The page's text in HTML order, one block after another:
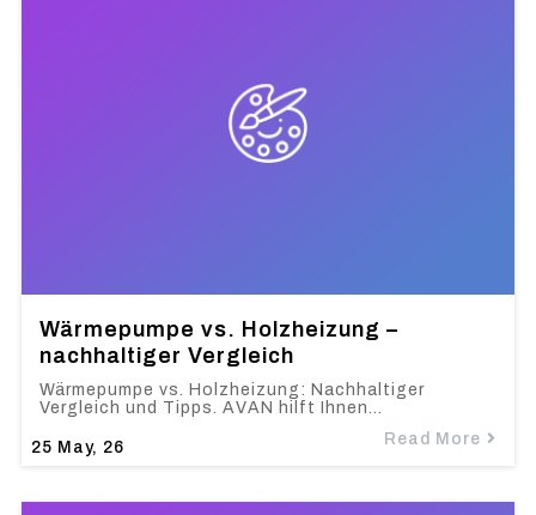
Wärmepumpe vs. Holzheizung –
nachhaltiger Vergleich
25 May, 26
Wärmepumpe vs. Holzheizung: Nachhaltiger
Vergleich und Tipps. AVAN hilft Ihnen…
Read More